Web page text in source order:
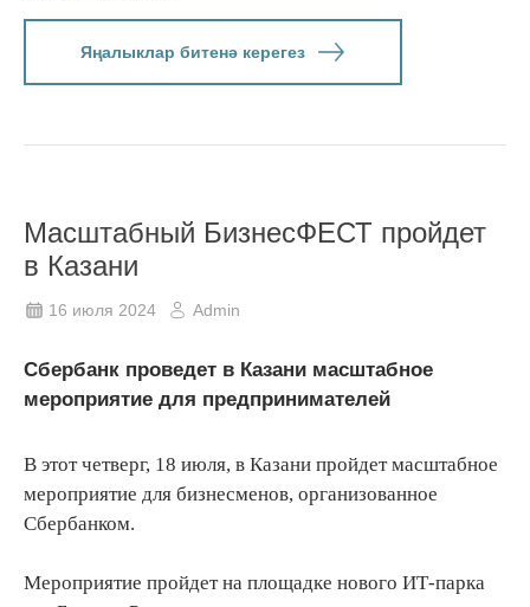
Яңалыклар битенә керегез
Масштабный БизнесФЕСТ пройдет
в Казани
16 июля 2024 Admin
Сбербанк проведет в Казани масштабное
мероприятие для предпринимателей
В этот четверг, 18 июля, в Казани пройдет масштабное
мероприятие для бизнесменов, организованное
Сбербанком.
Мероприятие пройдет на площадке нового ИТ-парка